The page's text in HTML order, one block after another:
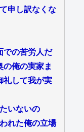
申し訳なくな
での苦労人だ
の俺の実家ま
礼して我が実
いないの
れた俺の立場